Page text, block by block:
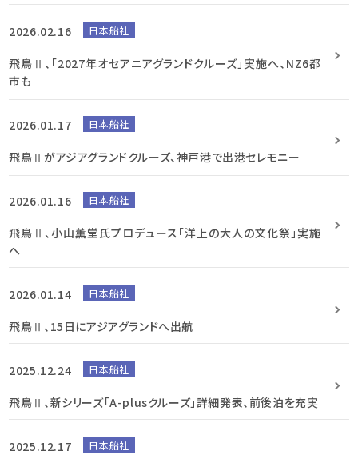
2026.02.16 日本船社
飛鳥Ⅱ、「2027年オセアニアグランドクルーズ」実施へ、NZ6都
市も
2026.01.17 日本船社
飛鳥Ⅱがアジアグランドクルーズ、神戸港で出港セレモニー
2026.01.16 日本船社
飛鳥Ⅱ、小山薫堂氏プロデュース「洋上の大人の文化祭」実施
へ
2026.01.14 日本船社
飛鳥Ⅱ、15日にアジアグランドへ出航
2025.12.24 日本船社
飛鳥Ⅱ、新シリーズ「A-plusクルーズ」詳細発表、前後泊を充実
2025.12.17 日本船社